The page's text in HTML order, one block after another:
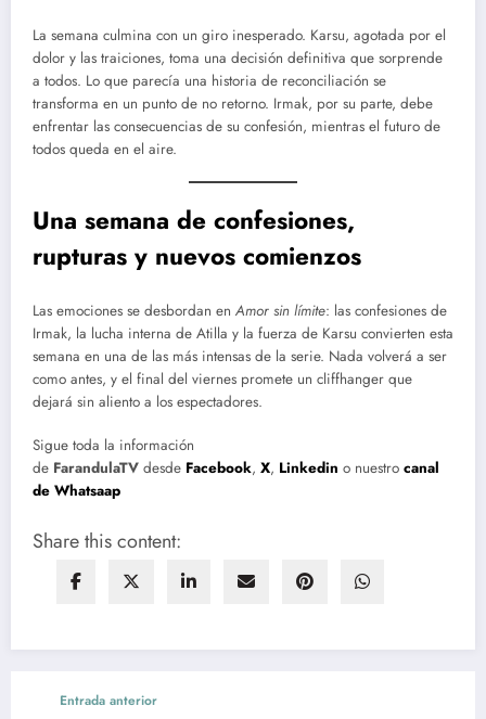
La semana culmina con un giro inesperado. Karsu, agotada por el
dolor y las traiciones, toma una decisión definitiva que sorprende
a todos. Lo que parecía una historia de reconciliación se
transforma en un punto de no retorno. Irmak, por su parte, debe
enfrentar las consecuencias de su confesión, mientras el futuro de
todos queda en el aire.
Una semana de confesiones,
rupturas y nuevos comienzos
Las emociones se desbordan en Amor sin límite: las confesiones de
Irmak, la lucha interna de Atilla y la fuerza de Karsu convierten esta
semana en una de las más intensas de la serie. Nada volverá a ser
como antes, y el final del viernes promete un cliffhanger que
dejará sin aliento a los espectadores.
Sigue toda la información
de FarandulaTV desde Facebook, X, Linkedin o nuestro canal
de Whatsaap
Share this content:
Entrada anterior